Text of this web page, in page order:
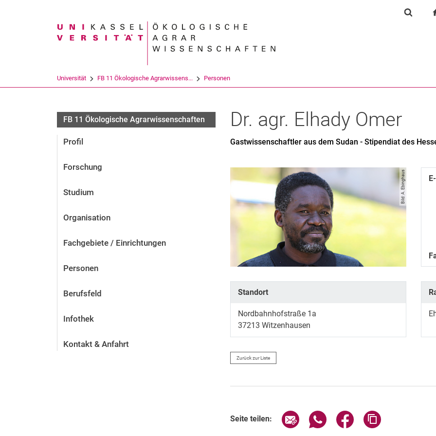
Springe direkt zu: Inhalt
Springe direkt zu: Suche
Springe direkt zu:
Suchbegriff
Universität FB 11 Ökologische Agrarwissens... Personen
FB 11 Ökologische Agrarwissenschaften
Profil
Forschung
Studium
Organisation
Fachgebiete / Einrichtungen
Personen
Berufsfeld
Infothek
Kontakt & Anfahrt
Dr. agr. Elhady Omer
Gastwissenschaftler aus dem Sudan - Stipendiat des
Bild: A. Ebinghaus
Standort
Nordbahnhofstraße 1a
37213Witzenhausen
Zurück zur Liste
Seite teilen: Seite über E-Mail teilen
Seite über WhatsApp teilen
Seite über Facebook